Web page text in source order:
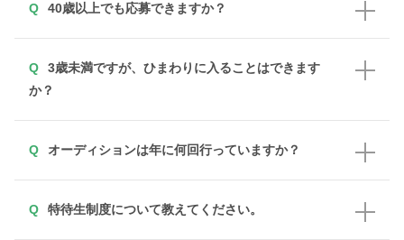
40歳以上でも応募できますか？
3歳未満ですが、ひまわりに入ることはできます
か？
オーディションは年に何回行っていますか？
特待生制度について教えてください。